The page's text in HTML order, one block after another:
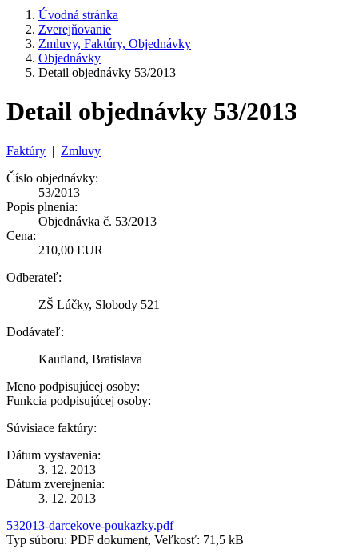
Úvodná stránka
Zverejňovanie
Zmluvy, Faktúry, Objednávky
Objednávky
Detail objednávky 53/2013
Detail objednávky 53/2013
Faktúry | Zmluvy
Číslo objednávky:
53/2013
Popis plnenia:
Objednávka č. 53/2013
Cena:
210,00 EUR
Odberateľ:
ZŠ Lúčky, Slobody 521
Dodávateľ:
Kaufland, Bratislava
Meno podpisujúcej osoby:
Funkcia podpisujúcej osoby:
Súvisiace faktúry:
Dátum vystavenia:
3. 12. 2013
Dátum zverejnenia:
3. 12. 2013
532013-darcekove-poukazky.pdf
Typ súboru: PDF dokument, Veľkosť: 71,5 kB